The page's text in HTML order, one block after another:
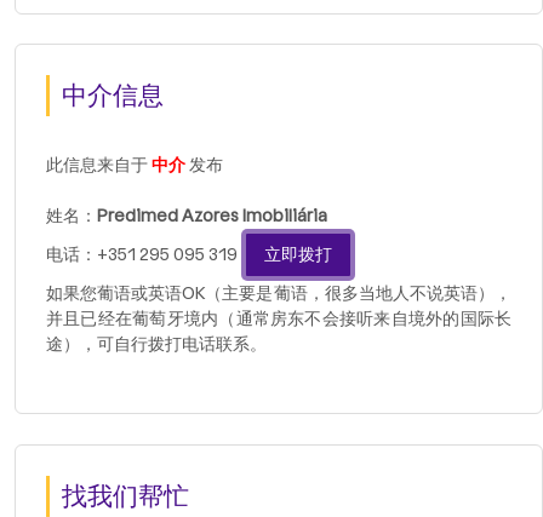
中介信息
此信息来自于中介发布
姓名： Predimed Azores Imobiliária
电话：+351 295 095 319
立即拨打
如果您葡语或英语OK（主要是葡语，很多当地人不说英语），
并且已经在葡萄牙境内（通常房东不会接听来自境外的国际长
途），可自行拨打电话联系。
找我们帮忙